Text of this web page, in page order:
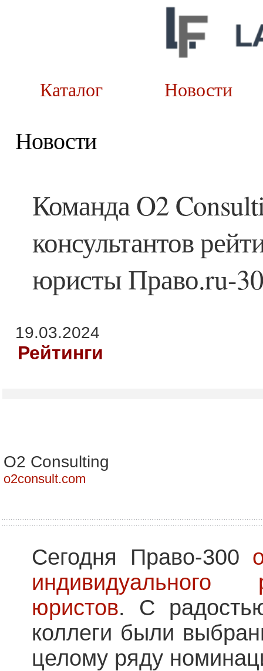
Каталог
Новости
Команда O2
консультантов
юристы Право.ru-
19.03.2024
Рейтинги
О2 Consulting
o2consult.com
Сегодня Право-300
индивидуального
юристов. С
коллеги были
целому ряду